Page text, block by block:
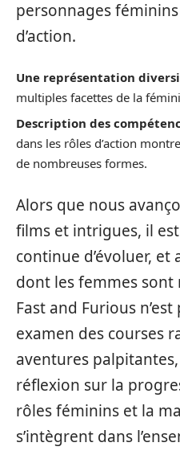
personnages
d’action.
Une représentation
multiples facettes de la
Description des
dans les rôles d’action
de nombreuses formes.
Alors que nous
films et intrigues, il
continue d’évoluer, et
dont les femmes sont
Fast and Furious
examen des courses
aventures
réflexion sur la
rôles féminins et la
s’intègrent dans